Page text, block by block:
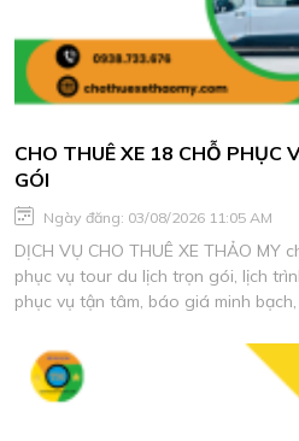
CHO THUÊ XE 18 CHỖ PHỤC
GÓI
Ngày đăng: 03/08/2026 11:05 AM
DỊCH VỤ CHO THUÊ XE THẢO MY
phục vụ tour du lịch trọn gói, lịch
phục vụ tận tâm, báo giá minh